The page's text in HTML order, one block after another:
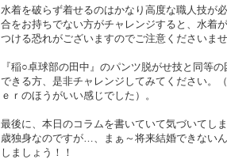
水着を破らず着せるのはかなり高度な職人技が
合をお持ちでない方がチャレンジすると、水着
つける恐れがございますのでご注意くださいま
『稲○卓球部の田中』のパンツ脱がせ技と同等
できる方、是非チャレンジしてみてください。
ｅｒのほうがいい感じでした）。
最後に、本日のコラムを書いていて気づいてし
歳独身なのですが…、まぁ～将来結婚できない
しましょう！！